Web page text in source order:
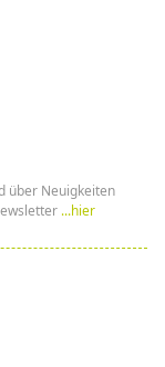
über Neuigkeiten
...hier